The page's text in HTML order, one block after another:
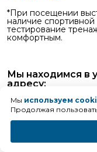
*При посещении
наличие
тестирование
комфортным.
Мы находимся в
адресу:
Москва,
Время работы: с
Мы используем
Продолжая